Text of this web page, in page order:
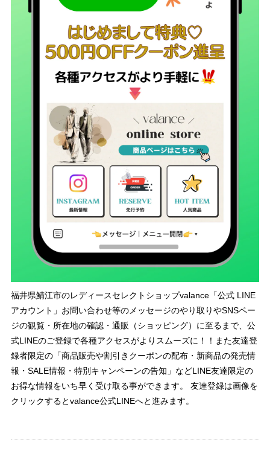
福井県鯖江市のレディースセレクトショップvalance「公式 LINE
アカウント」お問い合わせ等のメッセージのやり取りやSNSペー
ジの観覧・所在地の確認・通販（ショッピング）に至るまで、公
式LINEのご登録で各種アクセスがよりスムーズに！！また友達登
録者限定の「商品販売や割引きクーポンの配布・新商品の発売情
報・SALE情報・特別キャンペーンの告知」などLINE友達限定の
お得な情報をいち早く受け取る事ができます。 友達登録は画像を
クリックするとvalance公式LINEへと進みます。